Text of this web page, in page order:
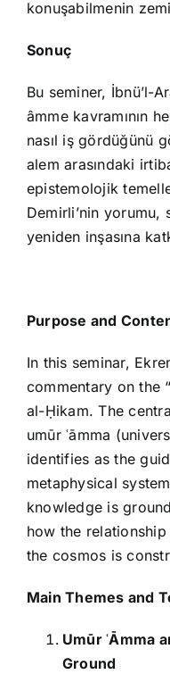
konuşabilmenin
Sonuç
Bu seminer, İbnü’l-
âmme kavramının
nasıl iş gördüğünü
alem arasındaki
epistemolojik
Demirli’nin
yeniden inşasına
Purpose and
In this seminar,
commentary on the
al-Ḥikam. The
umūr ʿāmma
identifies as the
metaphysical
knowledge is
how the
the cosmos is
Main Themes and
UmūrʿĀmma
Ground